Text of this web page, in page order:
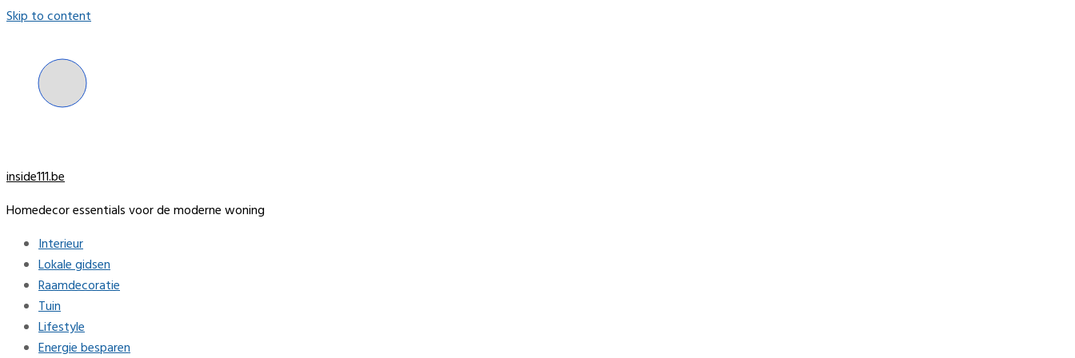
Skip to content
inside111.be
Homedecor essentials voor de moderne woning
Interieur
Lokale gidsen
Raamdecoratie
Tuin
Lifestyle
Energie besparen